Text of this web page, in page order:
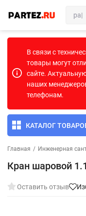
В связи с
товары могут
сайте.
наших
телефонам.
КАТАЛОГ
Главная / Инженерная
Кран шаровой
Оставить отзыв